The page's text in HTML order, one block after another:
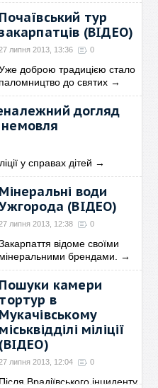
Почаївський тур
(ВІДЕО)
липня 2013, 13:36 0
доброю традицією стало
паломництво до святих →
догляд
немовля
у справах дітей →
Мінеральні води
(ВІДЕО)
липня 2013, 12:38 0
відоме своїми
мінеральними брендами.
→
Пошуки камери
тортур в
Мукачівському
міськвідділі міліції
(ВІДЕО)
липня 2013, 12:04 0
Врадіївського інциденту